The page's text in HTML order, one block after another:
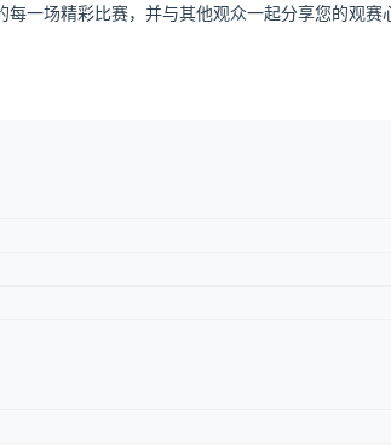
一场精彩比赛，并与其他观众一起分享您的观赛